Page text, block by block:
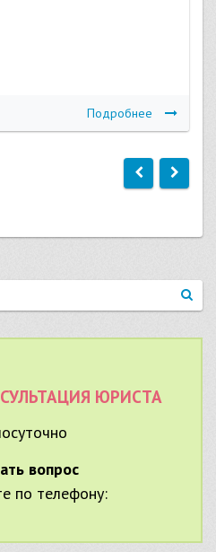
Подробнее
ЮРИСТА
вопрос
по телефону: